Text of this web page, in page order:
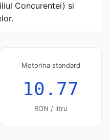
Concurentei) si
Motorina standard
10.77
RON / litru